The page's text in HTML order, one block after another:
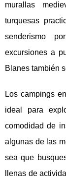
murallas
turquesas
senderismo
excursiones a
Blanes también
Los campings
ideal para
comodidad de
algunas de las
sea que
llenas de